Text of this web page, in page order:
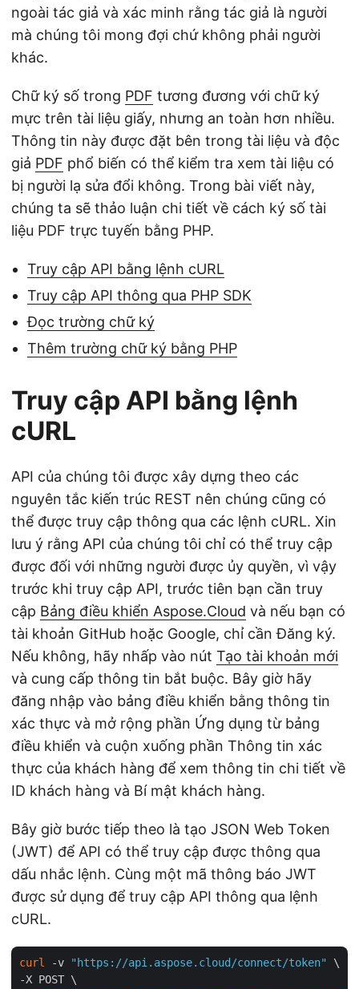
ngoài tác giả và xác minh rằng tác giả là người
mà chúng tôi mong đợi chứ không phải người
khác.
Chữ ký số trong PDF tương đương với chữ ký
mực trên tài liệu giấy, nhưng an toàn hơn nhiều.
Thông tin này được đặt bên trong tài liệu và độc
giả PDF phổ biến có thể kiểm tra xem tài liệu có
bị người lạ sửa đổi không. Trong bài viết này,
chúng ta sẽ thảo luận chi tiết về cách ký số tài
liệu PDF trực tuyến bằng PHP.
Truy cập API bằng lệnh cURL
Truy cập API thông qua PHP SDK
Đọc trường chữ ký
Thêm trường chữ ký bằng PHP
Truy cập API bằng lệnh
cURL
API của chúng tôi được xây dựng theo các
nguyên tắc kiến trúc REST nên chúng cũng có
thể được truy cập thông qua các lệnh cURL. Xin
lưu ý rằng API của chúng tôi chỉ có thể truy cập
được đối với những người được ủy quyền, vì vậy
trước khi truy cập API, trước tiên bạn cần truy
cập Bảng điều khiển Aspose.Cloud và nếu bạn có
tài khoản GitHub hoặc Google, chỉ cần Đăng ký.
Nếu không, hãy nhấp vào nút Tạo tài khoản mới
và cung cấp thông tin bắt buộc. Bây giờ hãy
đăng nhập vào bảng điều khiển bằng thông tin
xác thực và mở rộng phần Ứng dụng từ bảng
điều khiển và cuộn xuống phần Thông tin xác
thực của khách hàng để xem thông tin chi tiết về
ID khách hàng và Bí mật khách hàng.
Bây giờ bước tiếp theo là tạo JSON Web Token
(JWT) để API có thể truy cập được thông qua
dấu nhắc lệnh. Cùng một mã thông báo JWT
được sử dụng để truy cập API thông qua lệnh
cURL.
curl -v "https://api.aspose.cloud/connect/token"
\
-X POST \